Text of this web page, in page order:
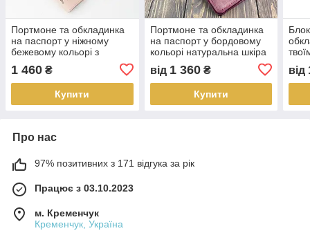
Портмоне та обкладинка
на паспорт у ніжному
бежевому кольорі з
s.a.f._handmade
1 460 ₴
Купити
Портмоне та обкладинка
на паспорт у бордовому
кольорі натуральна шкіра
від 1 360₴
Купити
від
Про нас
97% позитивних з 171 відгука за рік
Працює з 03.10.2023
м. Кременчук
Кременчук, Україна